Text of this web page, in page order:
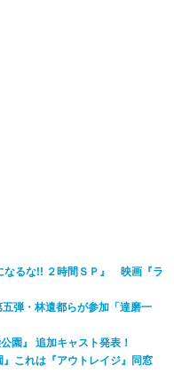
なるな!! ２時間ＳＰ』 映画『ラ
弾・林遣都らが参加「達磨一
園』 追加キャスト発表！
これは『アウトレイジ』同窓